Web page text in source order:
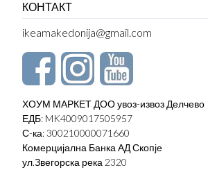
КОНТАКТ
ikeamakedonija@gmail.com
ХОУМ МАРКЕТ ДОО увоз-извоз Делчево
ЕДБ: MK4009017505957
С-ка: 300210000071660
Комерцијална Банка АД Скопје
ул.Звегорска река 2320